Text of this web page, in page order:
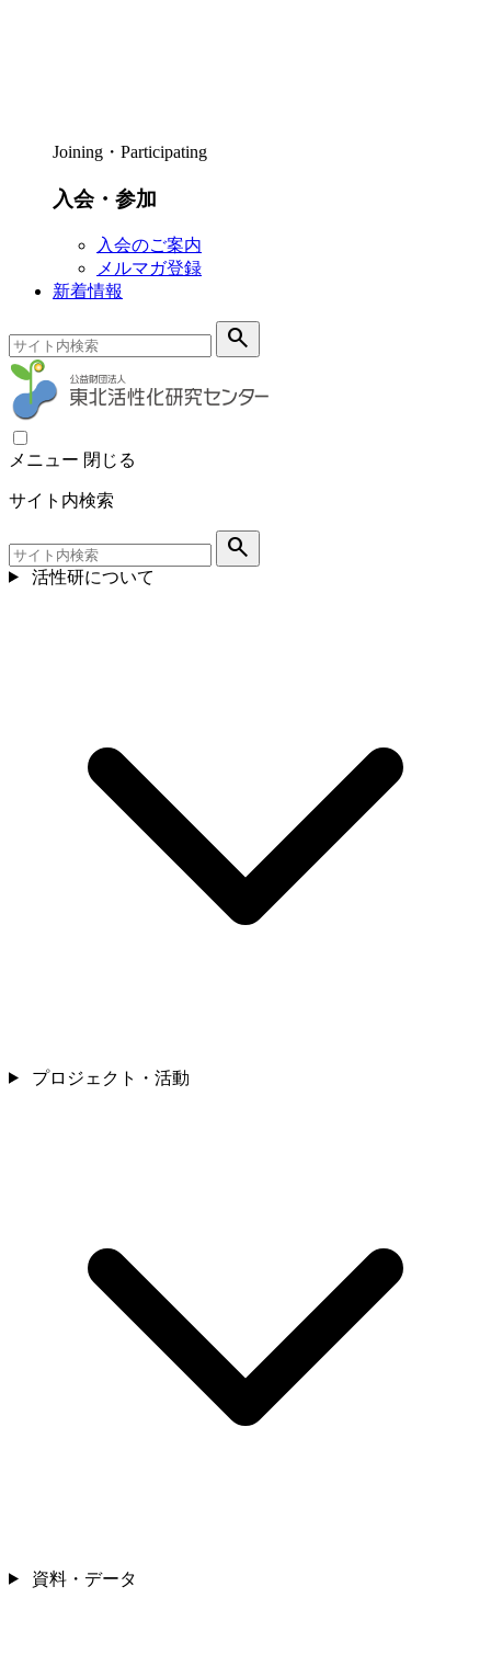
Joining・Participating
入会・参加
入会のご案内
メルマガ登録
新着情報
search
メニュー 閉じる
サイト内検索
search
活性研について
プロジェクト・活動
資料・データ